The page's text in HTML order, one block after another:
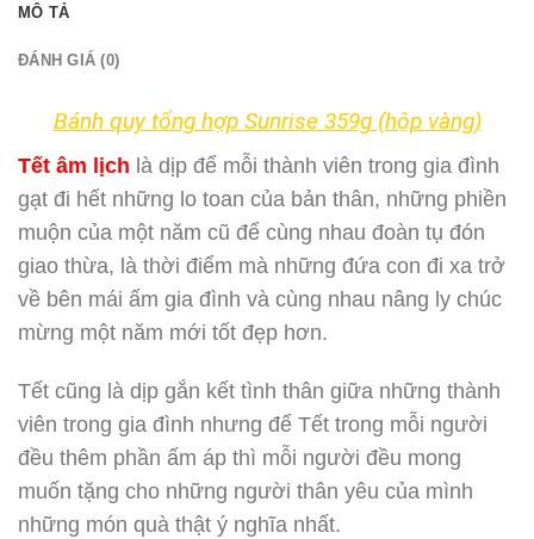
MÔ TẢ
ĐÁNH GIÁ (0)
Bánh quy tổng hợp Sunrise 359g (hộp vàng)
Tết âm lịch là dịp để mỗi thành viên trong gia đình
gạt đi hết những lo toan của bản thân, những phiền
muộn của một năm cũ để cùng nhau đoàn tụ đón
giao thừa, là thời điểm mà những đứa con đi xa trở
về bên mái ấm gia đình và cùng nhau nâng ly chúc
mừng một năm mới tốt đẹp hơn.
Tết cũng là dịp gắn kết tình thân giữa những thành
viên trong gia đình nhưng để Tết trong mỗi người
đều thêm phần ấm áp thì mỗi người đều mong
muốn tặng cho những người thân yêu của mình
những món quà thật ý nghĩa nhất.